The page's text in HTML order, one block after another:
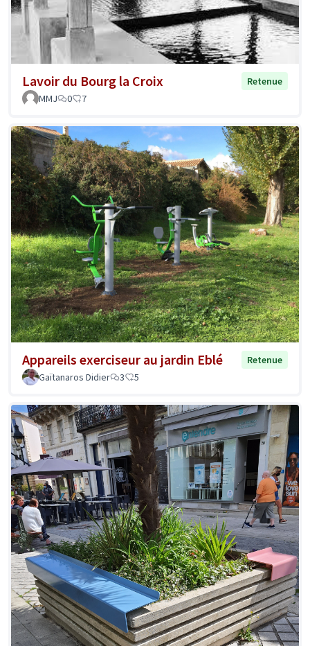
Lavoir du Bourg la Croix
Retenue
MMJ
0 7
Appareils exerciseur au jardin Eblé
Retenue
Gaïtanaros Didier
3 5